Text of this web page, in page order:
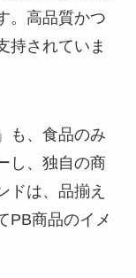
。高品質かつ
持されていま
も、食品のみ
し、独自の商
ドは、品揃え
PB商品のイメ